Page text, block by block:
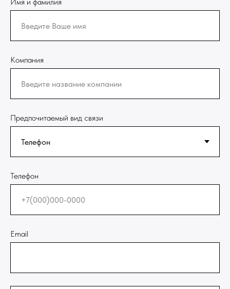
Компания
Предпочитаемый вид связи
Телефон
Email